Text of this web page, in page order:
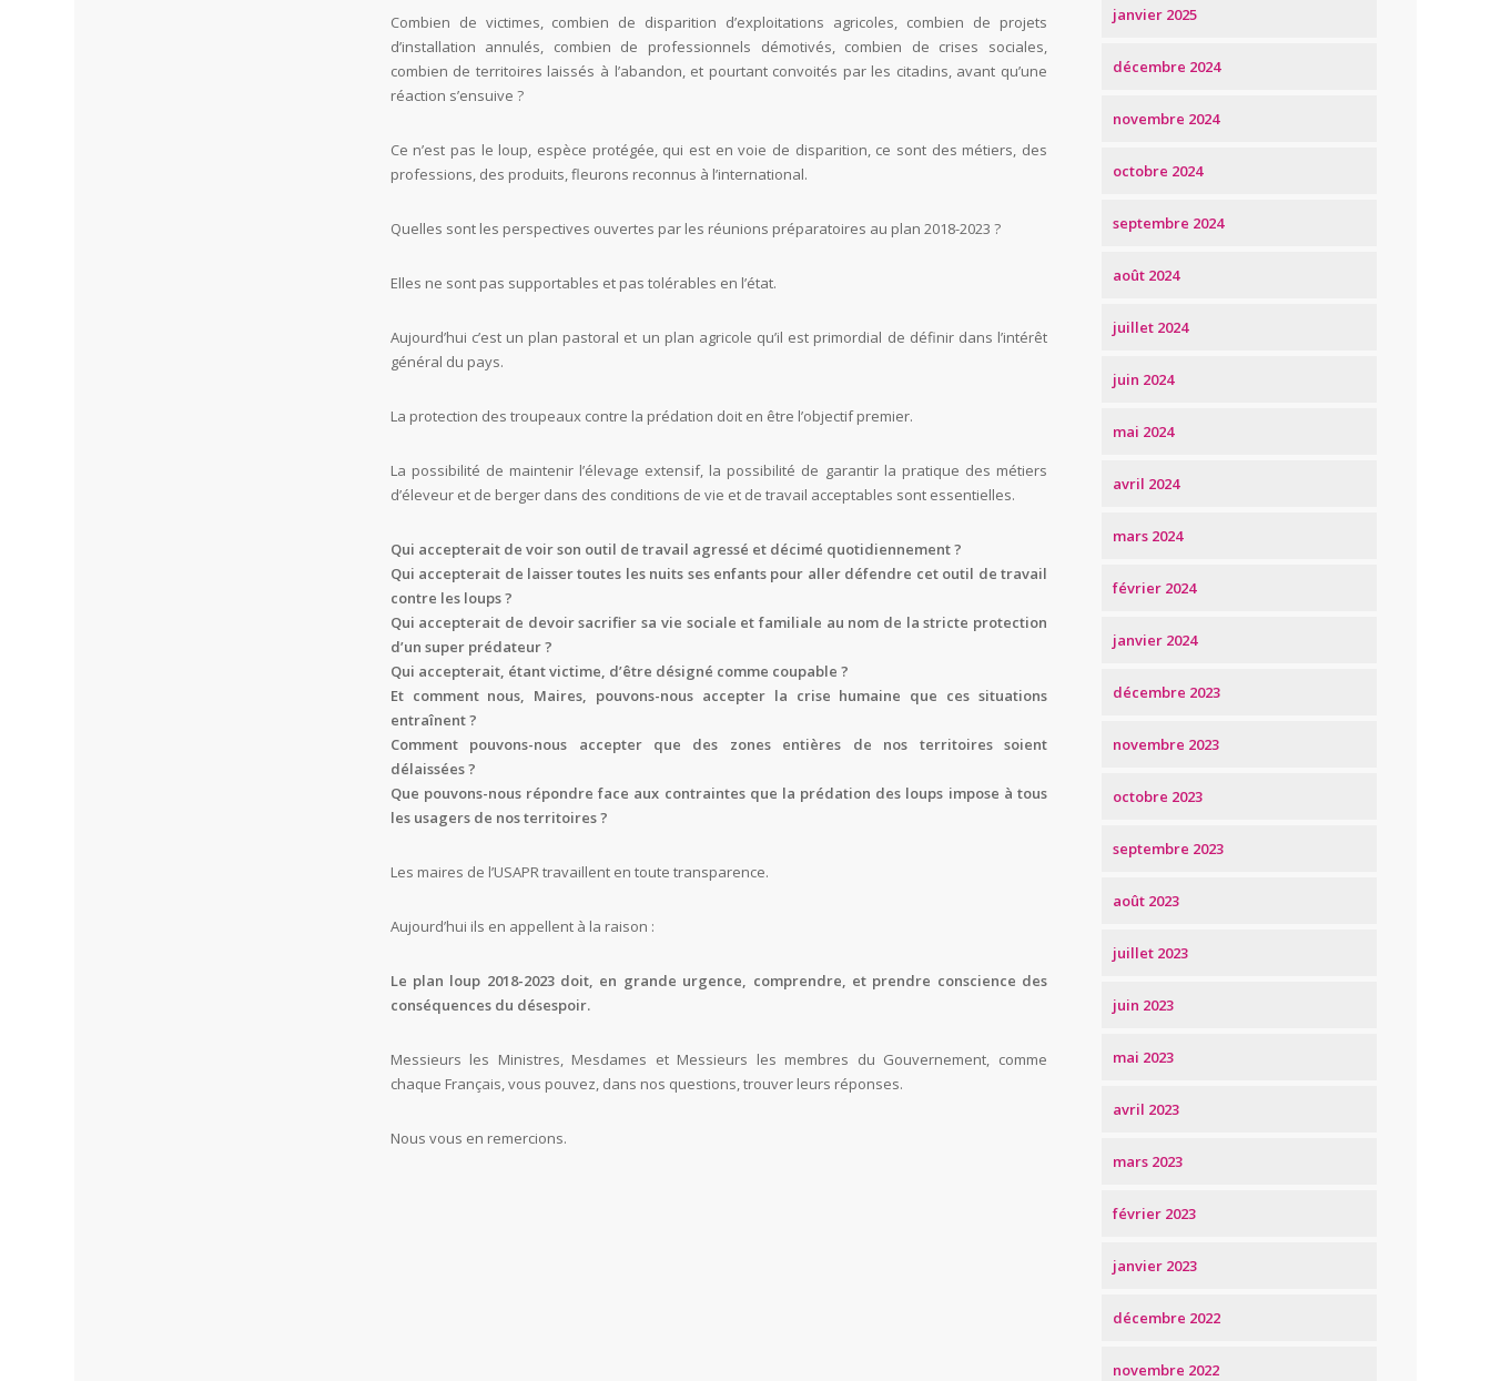
Combien de victimes, combien de disparition d’exploitations agricoles, combien de projets
d’installation annulés, combien de professionnels démotivés, combien de crises sociales,
combien de territoires laissés à l’abandon, et pourtant convoités par les citadins, avant qu’une
réaction s’ensuive ?
Ce n’est pas le loup, espèce protégée, qui est en voie de disparition, ce sont des métiers, des
professions, des produits, fleurons reconnus à l’international.
Quelles sont les perspectives ouvertes par les réunions préparatoires au plan 2018-2023 ?
Elles ne sont pas supportables et pas tolérables en l’état.
Aujourd’hui c’est un plan pastoral et un plan agricole qu’il est primordial de définir dans l’intérêt
général du pays.
La protection des troupeaux contre la prédation doit en être l’objectif premier.
La possibilité de maintenir l’élevage extensif, la possibilité de garantir la pratique des métiers
d’éleveur et de berger dans des conditions de vie et de travail acceptables sont essentielles.
Qui accepterait de voir son outil de travail agressé et décimé quotidiennement ?
Qui accepterait de laisser toutes les nuits ses enfants pour aller défendre cet outil de travail
contre les loups ?
Qui accepterait de devoir sacrifier sa vie sociale et familiale au nom de la stricte protection
d’un super prédateur ?
Qui accepterait, étant victime, d’être désigné comme coupable ?
Et comment nous, Maires, pouvons-nous accepter la crise humaine que ces situations
entraînent ?
Comment pouvons-nous accepter que des zones entières de nos territoires soient
délaissées ?
Que pouvons-nous répondre face aux contraintes que la prédation des loups impose à tous
les usagers de nos territoires ?
Les maires de l’USAPR travaillent en toute transparence.
Aujourd’hui ils en appellent à la raison :
Le plan loup 2018-2023 doit, en grande urgence, comprendre, et prendre conscience des
conséquences du désespoir.
Messieurs les Ministres, Mesdames et Messieurs les membres du Gouvernement, comme
chaque Français, vous pouvez, dans nos questions, trouver leurs réponses.
Nous vous en remercions.
janvier 2025
décembre 2024
novembre 2024
octobre 2024
septembre 2024
août 2024
juillet 2024
juin 2024
mai 2024
avril 2024
mars 2024
février 2024
janvier 2024
décembre 2023
novembre 2023
octobre 2023
septembre 2023
août 2023
juillet 2023
juin 2023
mai 2023
avril 2023
mars 2023
février 2023
janvier 2023
décembre 2022
novembre 2022